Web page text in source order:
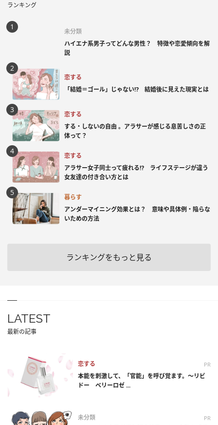
ランキング
未分類
ハイエナ系男子ってどんな男性？ 特徴や恋愛傾向を解
説
恋する
「結婚＝ゴール」じゃない⁉ 結婚後に見えた現実とは
恋する
する・しないの自由 。アラサーが感じる息苦しさの正
体って？
恋する
アラサー女子同士って疲れる⁉ ライフステージが違う
女友達の付き合い方とは
暮らす
アンダーマイニング効果とは？ 意味や具体例・陥らな
いための方法
ランキングをもっと見る
LATEST
最新の記事
恋する PR
本能を刺激して、「官能」を呼び覚ます。～リビ
ドー ベリーロゼ ...
未分類 PR